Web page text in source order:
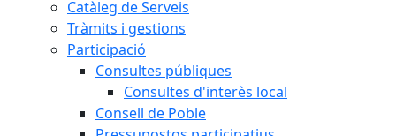
Catàleg de Serveis
Tràmits i gestions
Participació
Consultes públiques
Consultes d'interès local
Consell de Poble